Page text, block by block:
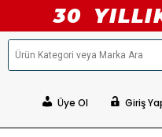
30
Üye Ol Giriş